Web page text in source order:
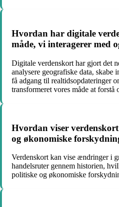
Hvordan har digitale
måde, vi interagerer med
Digitale verdenskort har gjort det
analysere geografiske data, skabe
få adgang til realtidsopdateringer
transformeret vores måde at forstå
Hvordan viser
og økonomiske
Verdenskort kan vise ændringer i
handelsruter gennem historien,
politiske og økonomiske